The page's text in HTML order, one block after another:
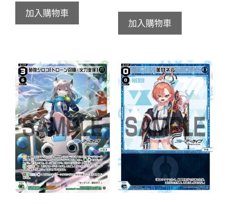
加入購物車
加入購物車